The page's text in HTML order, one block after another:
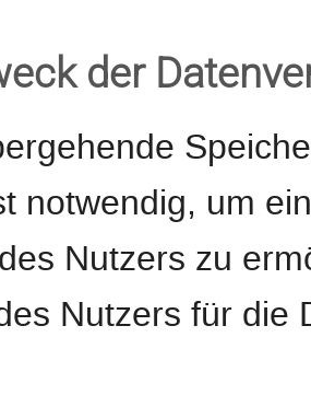
der
notwendig, um
Nutzers zu
Nutzers für die